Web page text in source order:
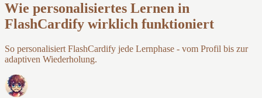
Wie personalisiertes Lernen in
FlashCardify wirklich funktioniert
So personalisiert FlashCardify jede Lernphase - vom Profil bis zur
adaptiven Wiederholung.